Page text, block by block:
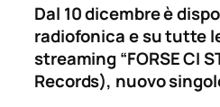
Dal 10 dicembre è
radiofonica e su tutte
streaming “FORSE CI
Records), nuovo